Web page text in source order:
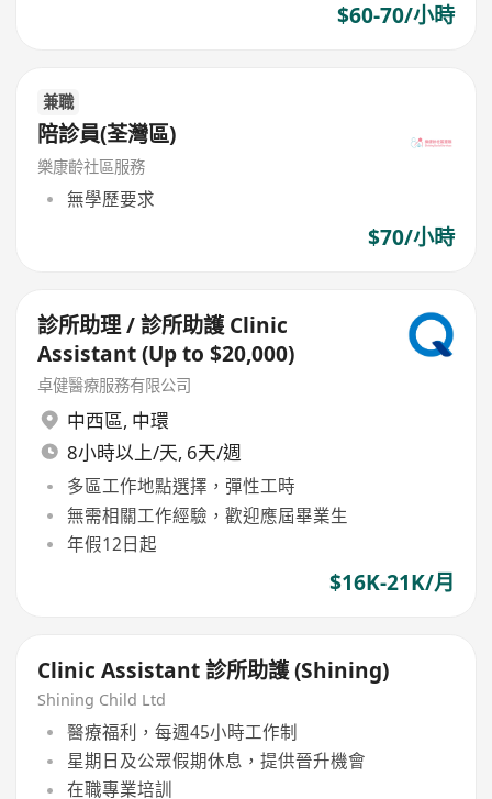
$60-70/小時
兼職
陪診員(荃灣區)
樂康齡社區服務
無學歷要求
$70/小時
診所助理 / 診所助護 Clinic
Assistant (Up to $20,000)
卓健醫療服務有限公司
中西區, 中環
8小時以上/天, 6天/週
多區工作地點選擇，彈性工時
無需相關工作經驗，歡迎應屆畢業生
年假12日起
$16K-21K/月
Clinic Assistant 診所助護 (Shining)
Shining Child Ltd
醫療福利，每週45小時工作制
星期日及公眾假期休息，提供晉升機會
在職專業培訓